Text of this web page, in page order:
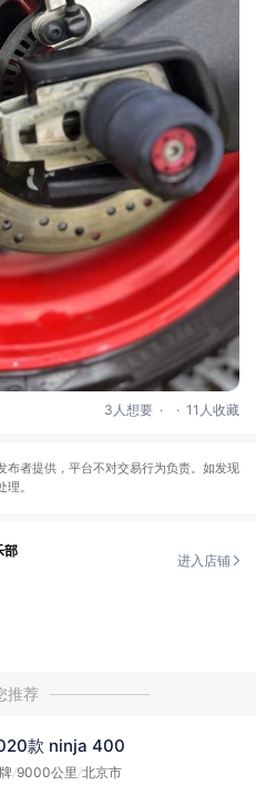
3人想要 . . 11人收藏
者提供，平台不对交易行为负责。如发现
。
部
进入店铺
推荐
款 ninja 400
/9000公里/北京市